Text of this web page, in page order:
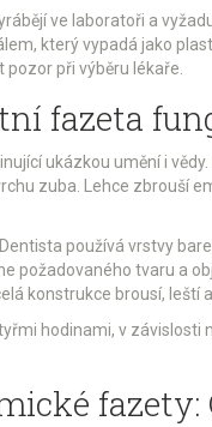
ve laboratoři a
který vypadá jako
při výběru lékaře.
fazeta
ukázkou umění i
zuba. Lehce zbrouší
používá vrstvy
požadovaného tvaru a
konstrukce brousí, leští
hodinami, v
fazety: